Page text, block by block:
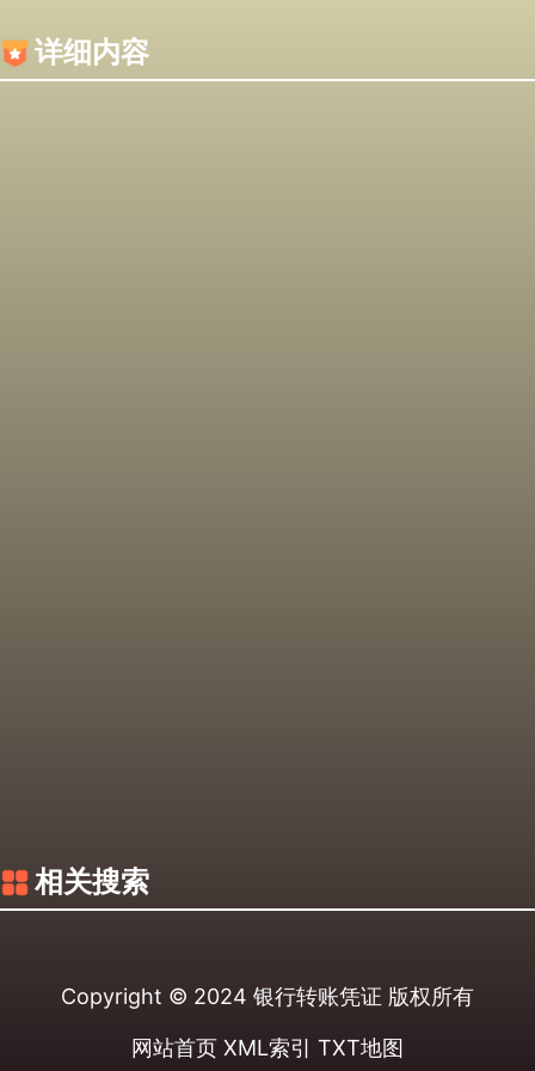
详细内容
相关搜索
Copyright © 2024 银行转账凭证 版权所有
网站首页 XML索引 TXT地图